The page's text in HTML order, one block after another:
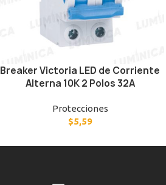
Breaker Victoria LED de Corriente
Alterna 10K 2 Polos 32A
Protecciones
$5,59